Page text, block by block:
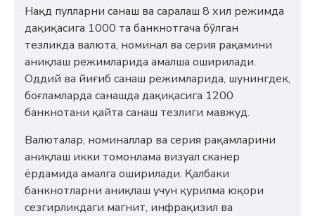
Нақд пулларни санаш ва саралаш 8 хил режимда
дақиқасига 1000 та банкнотгача бўлган
тезликда валюта, номинал ва серия рақамини
аниқлаш режимларида амалша оширилади.
Оддий ва йиғиб санаш режимларида, шунингдек,
боғламларда санашда дақиқасига 1200
банкнотани қайта санаш тезлиги мавжуд.
Валюталар, номиналлар ва серия рақамларини
аниқлаш икки томонлама визуал сканер
ёрдамида амалга оширилади. Қалбаки
банкнотларни аниқлаш учун қурилма юқори
сезгирликдаги магнит, инфрақизил ва